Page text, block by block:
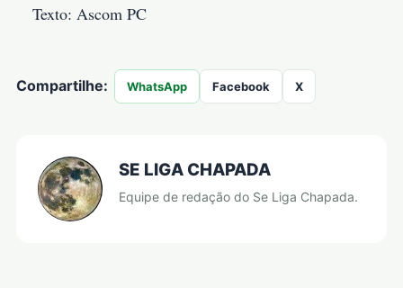
Texto: Ascom PC
Compartilhe: WhatsApp Facebook X
SE LIGA CHAPADA
Equipe de redação do Se Liga Chapada.